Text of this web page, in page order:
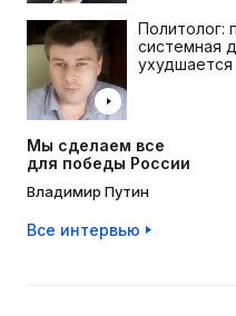
Политолог:
системная
ухудшается
Мы сделаем все
для победы России
Владимир Путин
Все интервью